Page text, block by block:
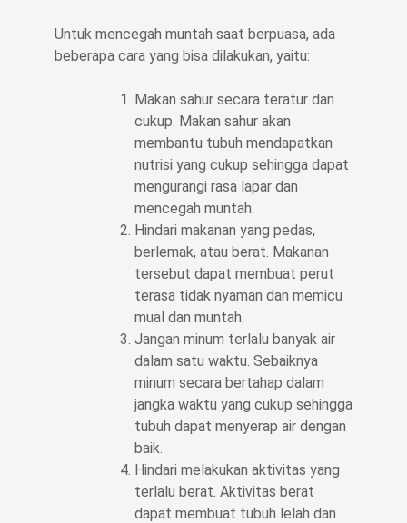
Untuk mencegah muntah saat berpuasa, ada
beberapa cara yang bisa dilakukan, yaitu:
Makan sahur secara teratur dan
cukup. Makan sahur akan
membantu tubuh mendapatkan
nutrisi yang cukup sehingga dapat
mengurangi rasa lapar dan
mencegah muntah.
Hindari makanan yang pedas,
berlemak, atau berat. Makanan
tersebut dapat membuat perut
terasa tidak nyaman dan memicu
mual dan muntah.
Jangan minum terlalu banyak air
dalam satu waktu. Sebaiknya
minum secara bertahap dalam
jangka waktu yang cukup sehingga
tubuh dapat menyerap air dengan
baik.
Hindari melakukan aktivitas yang
terlalu berat. Aktivitas berat
dapat membuat tubuh lelah dan